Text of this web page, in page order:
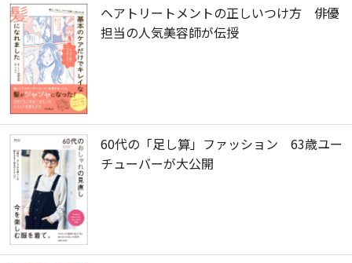
ヘアトリートメントの正しいつけ方 俳優
担当の人気美容師が伝授
60代の「足し算」ファッション 63歳ユー
チューバーが大公開